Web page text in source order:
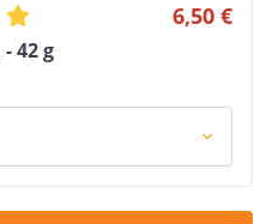
42 g
6,50 €